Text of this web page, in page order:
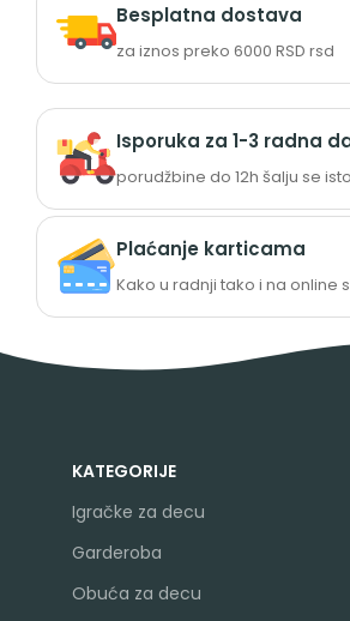
Besplatna dostava
za iznos preko 6000 RSD rsd
Isporuka za 1-3 radna
porudžbine do 12h šalju se
Plaćanje karticama
Kako u radnji tako i na online
KATEGORIJE
Igračke za decu
Garderoba
Obuća za decu